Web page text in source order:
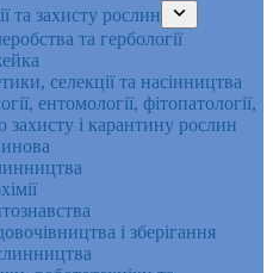
та захисту рослин
та гербології
селекції та насінництва
ентомології, фітопатології,
захисту і карантину рослин
і зберігання